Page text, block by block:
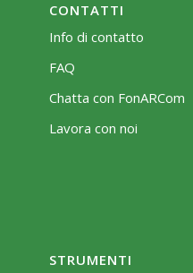
CONTATTI
Info di contatto
FAQ
Chatta con FonARCom
Lavora con noi
STRUMENTI